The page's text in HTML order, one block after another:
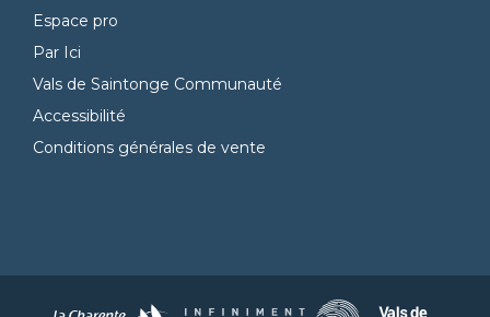
Espace pro
Par Ici
Vals de Saintonge Communauté
Accessibilité
Conditions générales de vente